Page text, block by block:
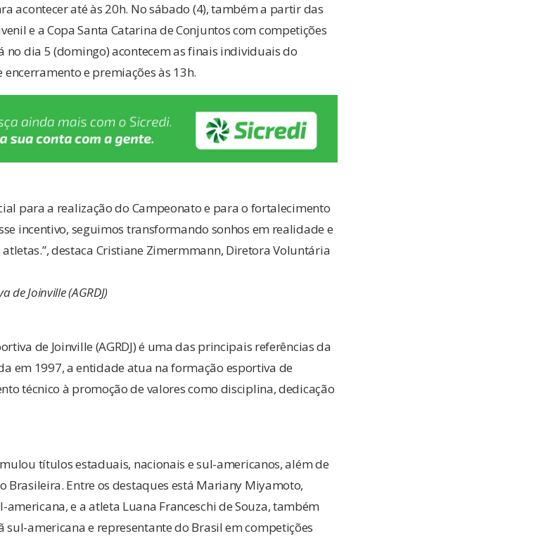
acontecer até às 20h. No sábado (4), também a partir das
e a Copa Santa Catarina de Conjuntos com competições
no dia 5 (domingo) acontecem as finais individuais do
e premiações às 13h.
para a realização do Campeonato e para o fortalecimento
incentivo, seguimos transformando sonhos em realidade e
destaca Cristiane Zimermmann, Diretora Voluntária
de Joinville (AGRDJ)
de Joinville (AGRDJ) é uma das principais referências da
em 1997, a entidade atua na formação esportiva de
técnico à promoção de valores como disciplina, dedicação
títulos estaduais, nacionais e sul-americanos, além de
Brasileira. Entre os destaques está Mariany Miyamoto,
e a atleta Luana Franceschi de Souza, também
americana e representante do Brasil em competições